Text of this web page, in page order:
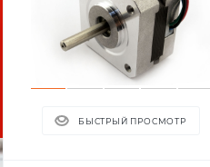
БЫСТРЫЙ ПРОСМОТР